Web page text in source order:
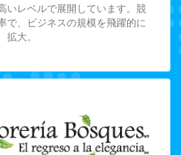
いレベルで展開しています。競
で、ビジネスの規模を飛躍的に
拡大。